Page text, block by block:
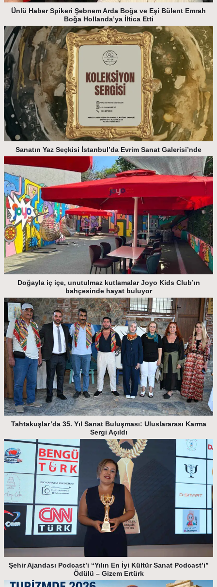
Ünlü Haber Spikeri Şebnem Arda Boğa ve Eşi Bülent Emrah
Boğa Hollanda’ya İltica Etti
Sanatın Yaz Seçkisi İstanbul’da Evrim Sanat Galerisi’nde
Doğayla iç içe, unutulmaz kutlamalar Joyo Kids Club’ın
bahçesinde hayat buluyor
Tahtakuşlar’da 35. Yıl Sanat Buluşması: Uluslararası Karma
Sergi Açıldı
Şehir Ajandası Podcast’i “Yılın En İyi Kültür Sanat Podcast’i”
Ödülü – Gizem Ertürk